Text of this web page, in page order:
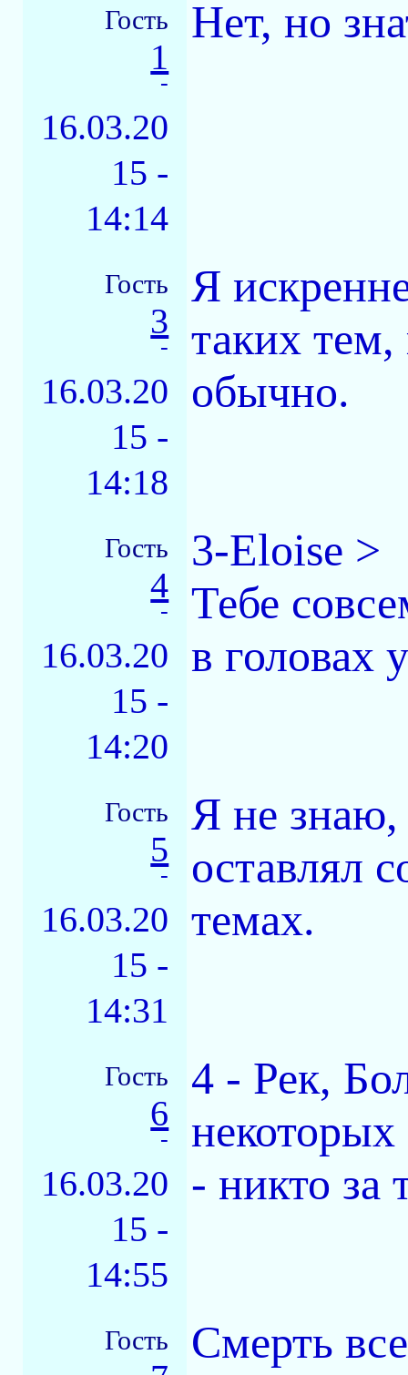
Гость
1
-
16.03.20
15 -
14:14
Нет, но
Гость
3
-
16.03.20
15 -
14:18
Я
таких
обычно.
Гость
4
-
16.03.20
15 -
14:20
3-Eloise >
Тебе
в головах
Гость
5
-
16.03.20
15 -
14:31
Я не знаю,
оставлял
темах.
Гость
6
-
16.03.20
15 -
14:55
4 - Рек,
- никто за
Гость
Смерть